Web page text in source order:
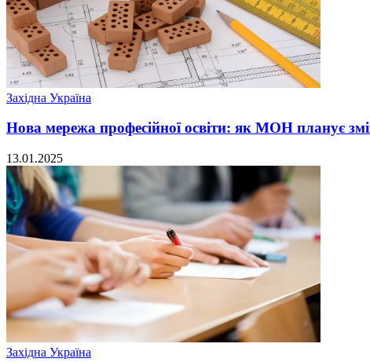
Західна Україна
Нова мережа професійної освіти: як МОН планує
13.01.2025
Західна Україна